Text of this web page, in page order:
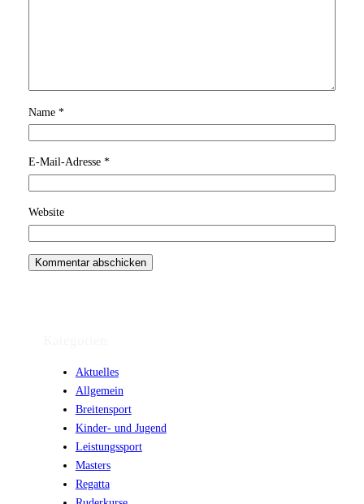
Name *
E-Mail-Adresse *
Website
Aktuelles
Allgemein
Breitensport
Kinder- und Jugend
Leistungssport
Masters
Regatta